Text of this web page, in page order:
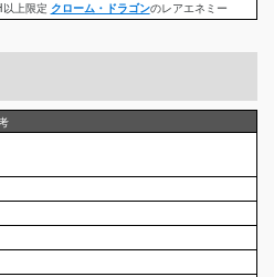
上限定 クローム・ドラゴンのレアエネミー